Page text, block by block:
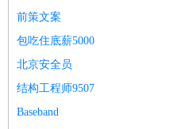
前策文案
包吃住底薪5000
北京安全员
结构工程师9507
Baseband